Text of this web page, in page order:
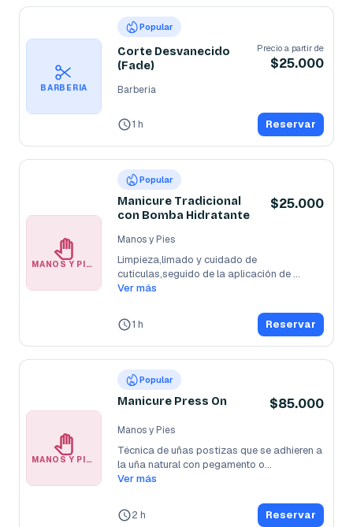
BARBERIA
Popular
Corte Desvanecido
(Fade)
Precio a partir de
$25.000
Barberia
1 h Reservar
MANOS Y PIES
Popular
Manicure Tradicional
con Bomba Hidratante
$25.000
Manos y Pies
Limpieza,limado y cuidado de
cuticulas,seguido de la aplicación de
esmalte de
Ver más
1 h Reservar
MANOS Y PIES
Popular
Manicure Press On $85.000
Manos y Pies
Técnica de uñas postizas que se adhieren a
la uña natural con pegamento o...
Ver más
2 h Reservar